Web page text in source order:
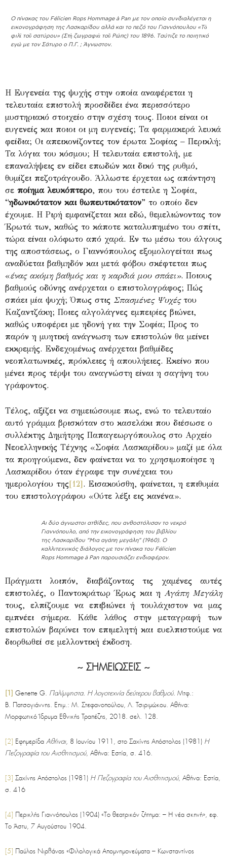
O πίνακας του Félicien Rops Hommage à Pan με τον οποίο συνδιαλέγεται η
εικονογράφηση της Λασκαρίδου αλλά και το πεζό του Γιαννόπουλου «Τὸ
φιλὶ τοῦ σατύρου» (Στὴ ζωγραφιὰ τοῦ Ρώπς) του 1896. Ταύτιζε το ποιητικό
εγώ με τον Σάτυρο ο Π.Γ. ; Άγνωστον.
Η Ευγενεία της ψυχής στην οποία αναφέρεται η
τελευταία επιστολή προσδίδει ένα περισσότερο
μυστηριακό στοιχείο στην σχέση τους. Ποιοι είναι οι
ευγενείς και ποιοι οι μη ευγενείς; Τα φαρμακερά λευκά
φείδια; Οι απεικονίζοντες τον έρωτα Σοφίας – Περικλή;
Τα λόγια του κόσμου; Η τελευταία επιστολή, με
επαναλήψεις εν είδει επωδών και δικό της ρυθμό,
θυμίζει πεζοτράγουδο. Άλλωστε έρχεται ως απάντηση
σε ποίημα λευκόπτερο, που του έστειλε η Σοφία,
“ηδωνικότατον και θωπευτικότατον” το οποίο δεν
έχουμε. Η Ριρή εμφανίζεται και εδώ, θεμελιώνοντας τον
Έρωτά των, καθώς το κάποτε καταλυπημένο του σπίτι,
τώρα είναι ολόφωτο από χαρά. Εν τω μέσω του άλγους
της αποστάσεως, ο Γιαννόπουλος εξομολογείται πως
αναδύεται βαθμηδόν και μετά φόβου σκέφτεται πως
«ένας ακόμη βαθμός και η καρδιά μου σπάει». Ποιους
βαθμούς οδύνης ανέρχεται ο επιστολογράφος; Πώς
σπάει μία ψυχή; Όπως στις Σπασμένες Ψυχές του
Καζαντζάκη; Ποιες αλγολάγνες εμπειρίες βιώνει,
καθώς υποφέρει με ηδονή για την Σοφία; Προς το
παρόν η μυητική ανάγνωση των επιστολών θα μείνει
εκκρεμής. Ενδεχομένως ανέρχεται βαθμίδες
νεοπλατωνικές, πρόκλειες ή απουλήειες. Εκείνο που
μένει προς τέρψι του αναγνώστη είναι η σαγήνη του
γράφοντος.
Τέλος, αξίζει να σημειώσουμε πως, ενώ το τελευταίο
αυτό γράμμα βρισκόταν στο κασελάκι που διέσωσε ο
συλλέκτης Δημήτρης Παπαγεωργόπουλος στο Αρχείο
Νεοελληνικής Τέχνης «Σοφία Λασκαρίδου» μαζί με όλα
τα προηγούμενα, δεν φαίνεται να το χρησιμοποίησε η
Λασκαρίδου όταν έγραφε την συνέχεια του
ημερολογίου της[12]. Εισακούσθη, φαίνεται, η επιθυμία
του επιστολογράφου «Ούτε λέξι εις κανένα».
Αι δύο άγνωστοι ατθίδες, που ανθοστόλισαν το νεκρό
Γιαννόπουλο, από την εικονογράφηση του βιβλίου
της Λασκαρίδου “Μια αγάπη μεγάλη” (1960). Ο
καλλιτεχνικός διάλογος με τον πίνακα του Félicien
Rops Hommage à Pan παρουσιάζει ενδιαφέρον.
Πράγματι λοιπόν, διαβάζοντας τις χαμένες αυτές
επιστολές, ο Παντοκράτωρ Έρως και ηΑγάπη Μεγάλη
τους, ελπίζουμε να επιβιώνει ή τουλάχιστον να μας
εμπνέει σήμερα. Κάθε λάθος στην μεταγραφή των
επιστολών βαρύνει τον επιμελητή και ευελπιστούμε να
διορθωθεί σε μελλοντική έκδοση.
~ ΣΗΜΕΙΩΣΕΙΣ ~
[1] Genette G. Παλίμψηστα. Η λογοτεχνία δεύτερου βαθμού. Μτφ.:
Β. Πατσογιάννης. Επιμ.: Μ. Στεφανοπούλου, Λ. Τσιριμώκου. Αθήνα:
Μορφωτικό Ίδρυμα Εθνικής Τραπέζης, 2018. σελ. 128.
[2] Εφημερίδα Αθήναι, 8 Ιουνίου 1911, στο Σαχίνης Απόστολος (1981) Η
Πεζογραφία του Αισθητισμού, Αθήνα: Εστία, σ. 416.
[3] Σαχίνης Απόστολος (1981) Η Πεζογραφία του Αισθητισμού, Αθήνα: Εστία,
σ. 416
[4] Περικλής Γιαννόπουλος (1904) «Το θεατρικόν ζήτημα: – Η νέα σκηνή», εφ.
Το Άστυ, 7 Αυγούστου 1904.
[5] Παύλος Νιρβάνας «Φιλολογικά Απομνημονεύματα – Κωνσταντίνος